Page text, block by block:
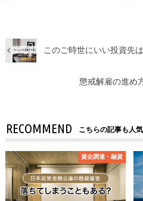
このご時世にいい投資先
懲戒解雇の進め
RECOMMEND こちらの記事も人気
資⾦調達・融資
資⾦調達・融資